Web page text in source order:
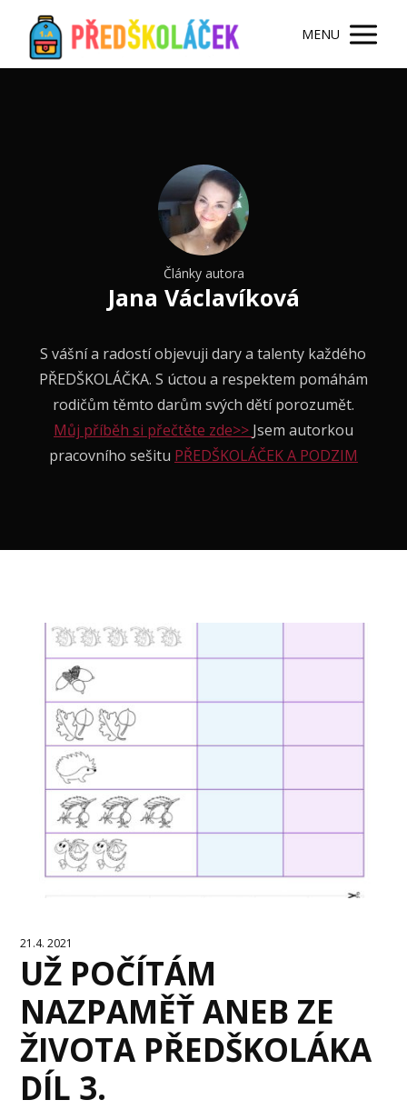
MENU
Články autora
Jana Václavíková
S vášní a radostí objevuji dary a talenty každého
PŘEDŠKOLÁČKA. S úctou a respektem pomáhám
rodičům těmto darům svých dětí porozumět.
Můj příběh si přečtěte zde>> Jsem autorkou
pracovního sešitu PŘEDŠKOLÁČEK A PODZIM
21.4. 2021
UŽ POČÍTÁM
NAZPAMĚŤ ANEB ZE
ŽIVOTA PŘEDŠKOLÁKA
DÍL 3.